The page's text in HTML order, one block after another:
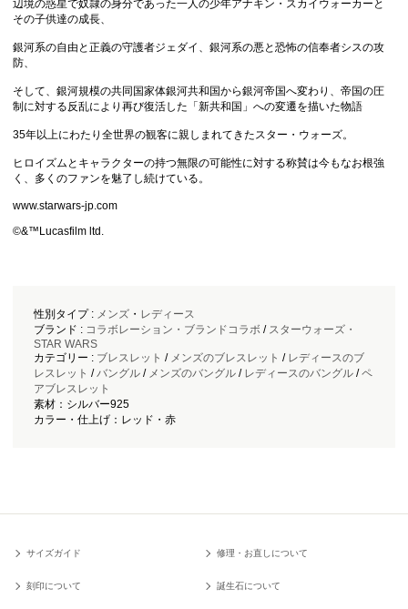
辺境の惑星で奴隷の身分であった一人の少年アナキン・スカイウォーカーと
その子供達の成長、
銀河系の自由と正義の守護者ジェダイ、銀河系の悪と恐怖の信奉者シスの攻
防、
そして、銀河規模の共同国家体銀河共和国から銀河帝国へ変わり、帝国の圧
制に対する反乱により再び復活した「新共和国」への変遷を描いた物語
35年以上にわたり全世界の観客に親しまれてきたスター・ウォーズ。
ヒロイズムとキャラクターの持つ無限の可能性に対する称賛は今もなお根強
く、多くのファンを魅了し続けている。
www.starwars-jp.com
©&™Lucasfilm ltd.
性別タイプ : メンズ・ レディース
ブランド : コラボレーション・ブランドコラボ / スターウォーズ・
STAR WARS
カテゴリー : ブレスレット / メンズのブレスレット / レディースのブ
レスレット / バングル/ メンズのバングル/ レディースのバングル/ペ
アブレスレット
素材：シルバー925
カラー・仕上げ：レッド・赤
サイズガイド 修理・お直しについて
刻印について 誕生石について